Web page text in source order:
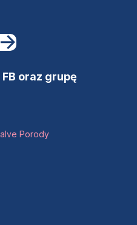
oraz grupę
Porody